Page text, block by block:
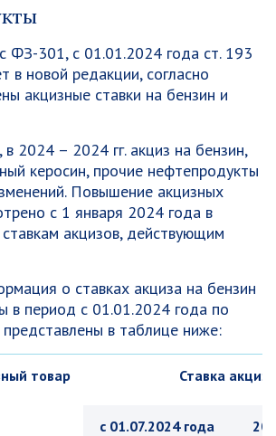
ФЗ-301, с 01.01.2024 года ст. 193
в новой редакции, согласно
акцизные ставки на бензин и
в 2024 – 2024 гг. акциз на бензин,
керосин, прочие нефтепродукты
Повышение акцизных
с 1 января 2024 года в
акцизов, действующим
о ставках акциза на бензин
в период с 01.01.2024 года по
в таблице ниже:
товар Ставка
с 01.07.2024 года